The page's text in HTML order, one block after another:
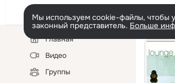
Мы используем cookie-файлы, чтобы
законный представитель. Больше
Левая
колонкаГлавная
Видео
Группы